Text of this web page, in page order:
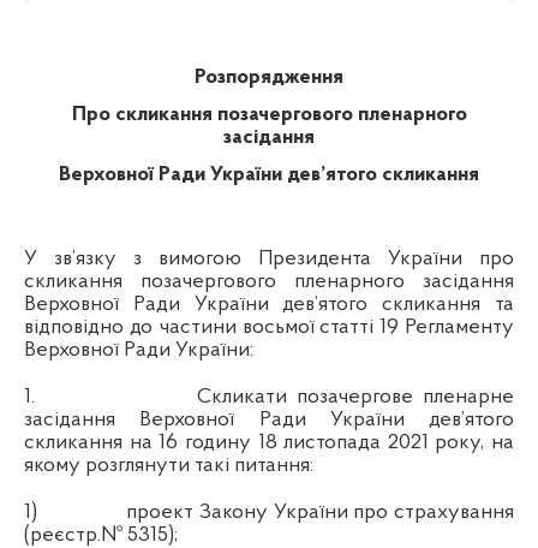
Розпорядження
Про скликання позачергового пленарного
засідання
Верховної Ради України дев’ятого скликання
У зв’язку з вимогою Президента України про
скликання позачергового пленарного засідання
Верховної Ради України дев’ятого скликання та
відповідно до частини восьмої статті 19 Регламенту
Верховної Ради України:
1.
Скликати позачергове пленарне
засідання Верховної Ради України дев’ятого
скликання на 16 годину 18 листопада 2021 року, на
якому розглянути такі питання:
1)
проект Закону України про страхування
(реєстр.№ 5315);